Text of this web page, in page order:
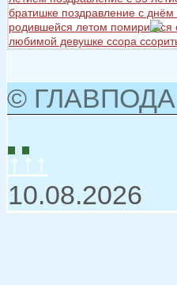
братишке поздравление с
родившейся летом
любимой девушке ссора
©
↑↑↑
10.08.2026